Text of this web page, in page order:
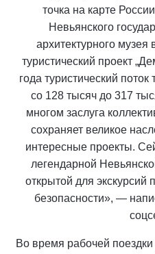
точка на карте
Невьянского
архитектурного
туристический проект
года туристический
со 128 тысяч до 317
многом заслуга
сохраняет великое
интересные проекты.
легендарной
открытой для
безопасности», —
Во время рабочей